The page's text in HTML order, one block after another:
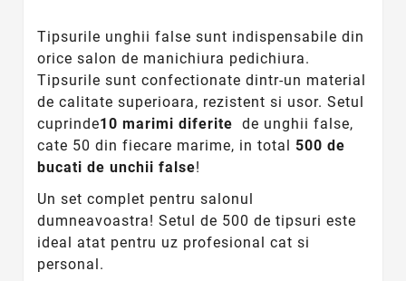
Tipsurile unghii false sunt indispensabile din
orice salon de manichiura pedichiura.
Tipsurile sunt confectionate dintr-un material
de calitate superioara, rezistent si usor. Setul
cuprinde10 marimi diferite de unghii false,
cate 50 din fiecare marime, in total 500 de
bucati de unchii false!
Un set complet pentru salonul
dumneavoastra! Setul de 500 de tipsuri este
ideal atat pentru uz profesional cat si
personal.